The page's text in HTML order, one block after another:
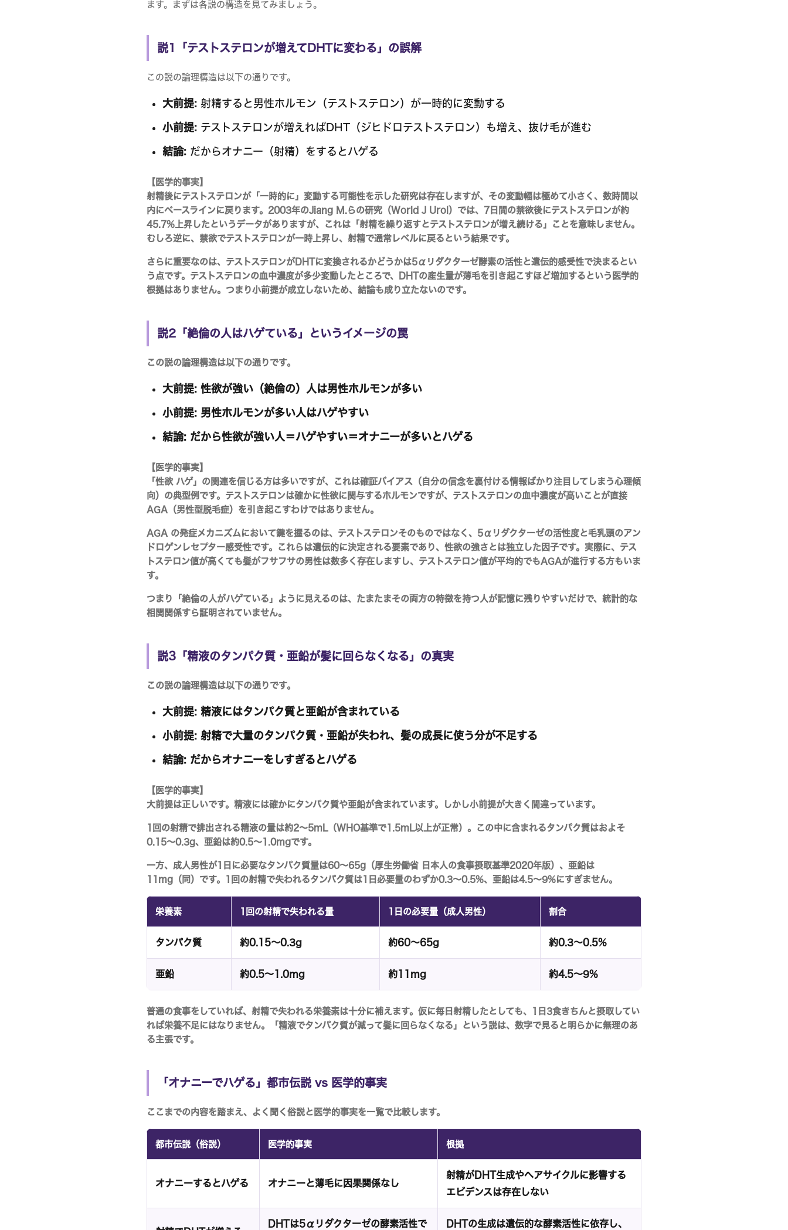
ます。まずは各説の構造を見てみましょう。
説1「テストステロンが増えてDHTに変わる」の誤解
この説の論理構造は以下の通りです。
大前提: 射精すると男性ホルモン（テストステロン）が一時的に変動する
小前提: テストステロンが増えればDHT（ジヒドロテストステロン）も増え、抜け毛が進む
結論: だからオナニー（射精）をするとハゲる
【医学的事実】
射精後にテストステロンが「一時的に」変動する可能性を示した研究は存在しますが、その変動幅は極めて小さく、数時間以
内にベースラインに戻ります。2003年のJiang M.らの研究（World J Urol）では、7日間の禁欲後にテストステロンが約
45.7%上昇したというデータがありますが、これは「射精を繰り返すとテストステロンが増え続ける」ことを意味しません。
むしろ逆に、禁欲でテストステロンが一時上昇し、射精で通常レベルに戻るという結果です。
さらに重要なのは、 テストステロンがDHTに変換されるかどうかは5αリダクターゼ酵素の活性と遺伝的感受性で決まる とい
う点です。テストステロンの血中濃度が多少変動したところで、DHTの産生量が薄毛を引き起こすほど増加するという医学的
根拠はありません。つまり小前提が成立しないため、結論も成り立たないのです。
説2「絶倫の人はハゲている」というイメージの罠
この説の論理構造は以下の通りです。
大前提: 性欲が強い（絶倫の）人は男性ホルモンが多い
小前提: 男性ホルモンが多い人はハゲやすい
結論: だから性欲が強い人＝ハゲやすい＝オナニーが多いとハゲる
【医学的事実】
「性欲 ハゲ」の関連を信じる方は多いですが、これは確証バイアス
（自分の信念を裏付ける情報ばかり注目してしまう心理傾
向）の典型例です。テストステロンは確かに性欲に関与するホルモンですが、テストステロンの血中濃度が高いことが直接
AGA（男性型脱毛症）を引き起こすわけではありません。
AGA の発症メカニズムにおいて鍵を握るのは、テストステロンそのものではなく、 5αリダクターゼの活性度と毛乳頭のアン
ドロゲンレセプター感受性です。これらは遺伝的に決定される要素であり、性欲の強さとは独立した因子です。実際に、テス
トステロン値が高くても髪がフサフサの男性は数多く存在しますし、テストステロン値が平均的でもAGAが進行する方もいま
す。
つまり「絶倫の人がハゲている」ように見えるのは、たまたまその両方の特徴を持つ人が記憶に残りやすいだけで、統計的な
相関関係すら証明されていません。
説3「精液のタンパク質・亜鉛が髪に回らなくなる」の真実
この説の論理構造は以下の通りです。
大前提: 精液にはタンパク質と亜鉛が含まれている
小前提: 射精で大量のタンパク質・亜鉛が失われ、髪の成長に使う分が不足する
結論: だからオナニーをしすぎるとハゲる
【医学的事実】
大前提は正しいです。精液には確かにタンパク質や亜鉛が含まれています。しかし小前提が大きく間違っています。
1回の射精で排出される精液の量は約2〜5mL
（WHO基準で1.5mL以上が正常）。この中に含まれるタンパク質はおよそ
0.15〜0.3g、亜鉛は約0.5〜1.0mgです。
一方、成人男性が1日に必要なタンパク質量は60〜65g （厚生労働省 日本人の食事摂取基準2020年版）、亜鉛は
11mg （同）です。1回の射精で失われるタンパク質は1日必要量のわずか0.3〜0.5%、亜鉛は4.5〜9%にすぎません。
栄養素 1回の射精で失われる量 1日の必要量（成人男性） 割合
タンパク質 約0.15〜0.3g 約60〜65g 約0.3〜0.5%
亜鉛 約0.5〜1.0mg 約11mg 約4.5〜9%
普通の食事をしていれば、射精で失われる栄養素は十分に補えます。仮に毎日射精したとしても、1日3食きちんと摂取してい
れば栄養不足にはなりません。「精液でタンパク質が減って髪に回らなくなる」という説は、数字で見ると明らかに無理のあ
る主張です。
「オナニーでハゲる」都市伝説 vs 医学的事実
ここまでの内容を踏まえ、よく聞く俗説と医学的事実を一覧で比較します。
都市伝説（俗説） 医学的事実 根拠
オナニーするとハゲる オナニーと薄毛に因果関係なし
射精がDHT生成やヘアサイクルに影響する
エビデンスは存在しない
DHTは5αリダクターゼの酵素活性で DHTの生成は遺伝的な酵素活性に依存し、